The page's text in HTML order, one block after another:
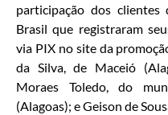
participação dos
Brasil que registraram
via PIX no site da
da Silva, de Maceió
Moraes Toledo, do
(Alagoas); e Geison de